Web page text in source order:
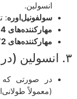
انسولین.
سولفونیل‌اوره:
مهارکننده‌های DPP-4 و GLP-1
مهارکننده‌های SGLT2
در صورتی که
(معمولاً